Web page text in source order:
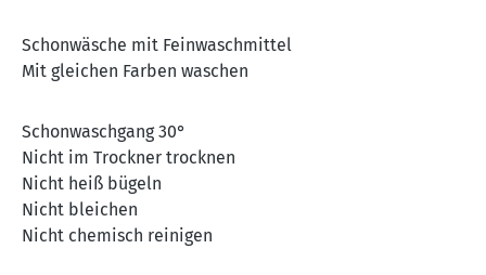
Schonwäsche mit Feinwaschmittel
Mit gleichen Farben waschen
Schonwaschgang 30°
Nicht im Trockner trocknen
Nicht heiß bügeln
Nicht bleichen
Nicht chemisch reinigen